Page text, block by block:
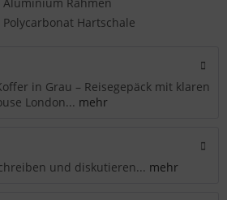
Polycarbonat Hartschale
in Grau – Reisegepäck mit klaren
London... mehr
und diskutieren... mehr